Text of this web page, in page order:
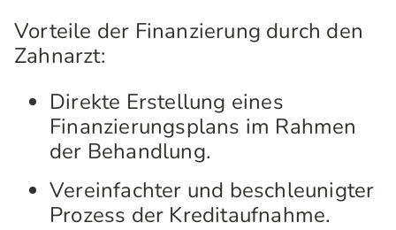
Vorteile der Finanzierung durch den
Zahnarzt:
Direkte Erstellung eines
Finanzierungsplans im Rahmen
der Behandlung.
Vereinfachter und beschleunigter
Prozess der Kreditaufnahme.